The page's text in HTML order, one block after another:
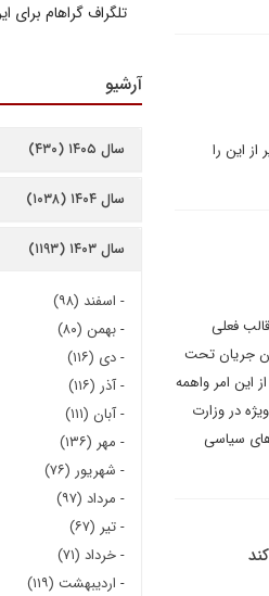
این را
فعلی
جریان تحت
از این امر واهمه
در وزارت
های سیاسی
تلگراف گراهام برای
آرشیو
سال ۱۴۰۵ (۴۳۰)
سال ۱۴۰۴ (۱۰۳۸)
سال ۱۴۰۳ (۱۱۹۳)
- اسفند (۹۸)
-بهمن (۸۰)
-دی (۱۱۶)
-آذر (۱۱۶)
-آبان (۱۱۱)
- مهر (۱۳۶)
- شهریور (۷۶)
- مرداد (۹۷)
-تیر (۶۷)
-خرداد (۷۱)
- اردیبهشت (۱۱۹)